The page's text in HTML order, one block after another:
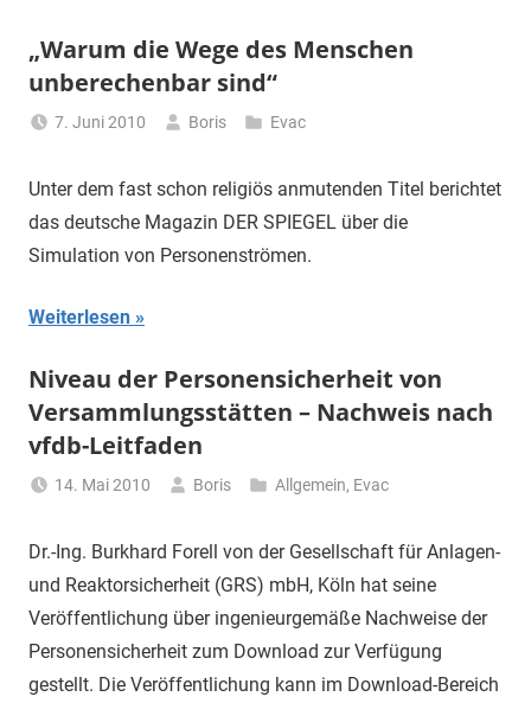
„Warum die Wege des Menschen
unberechenbar sind“
7. Juni 2010 Boris Evac
Unter dem fast schon religiös anmutenden Titel berichtet
das deutsche Magazin DER SPIEGEL über die
Simulation von Personenströmen.
Weiterlesen
Niveau der Personensicherheit von
Versammlungsstätten – Nachweis nach
vfdb-Leitfaden
14. Mai 2010 Boris Allgemein, Evac
Dr.-Ing. Burkhard Forell von der Gesellschaft für Anlagen-
und Reaktorsicherheit (GRS) mbH, Köln hat seine
Veröffentlichung über ingenieurgemäße Nachweise der
Personensicherheit zum Download zur Verfügung
gestellt. Die Veröffentlichung kann im Download-Bereich